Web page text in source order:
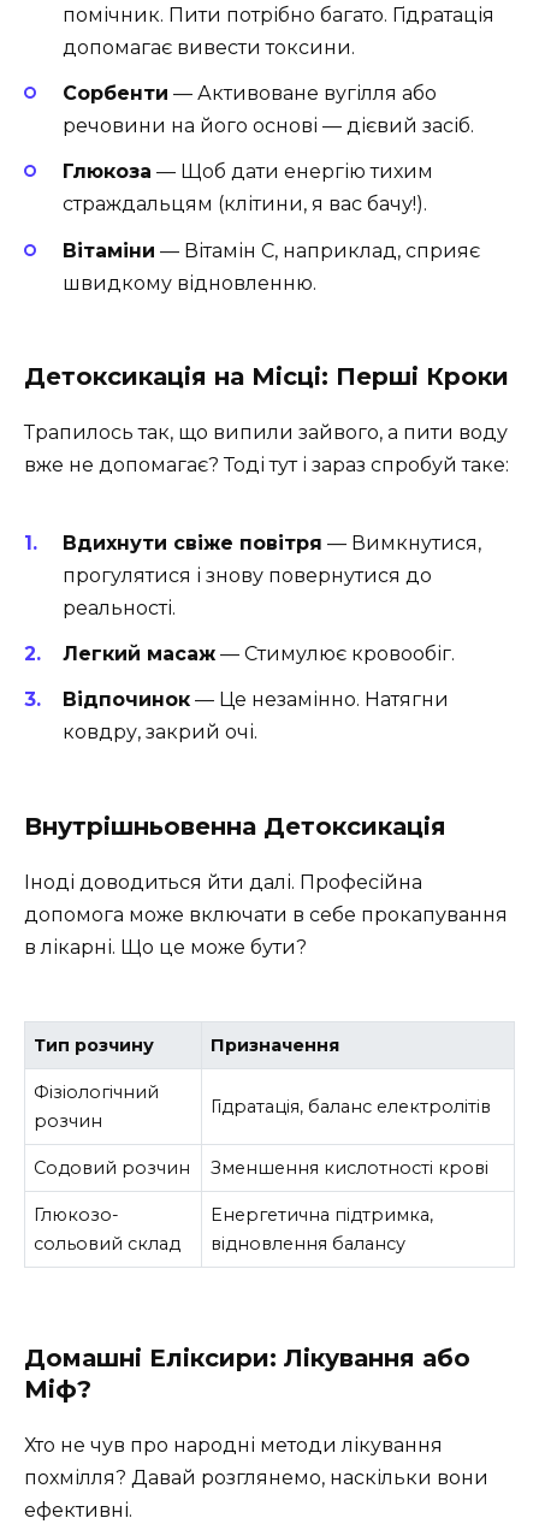
помічник. Пити потрібно багато. Гідратація
допомагає вивести токсини.
Сорбенти — Активоване вугілля або
речовини на його основі — дієвий засіб.
Глюкоза — Щоб дати енергію тихим
страждальцям (клітини, я вас бачу!).
Вітаміни — Вітамін C, наприклад, сприяє
швидкому відновленню.
Детоксикація на Місці: Перші Кроки
Трапилось так, що випили зайвого, а пити воду
вже не допомагає? Тоді тут і зараз спробуй таке:
Вдихнути свіже повітря — Вимкнутися,
прогулятися і знову повернутися до
реальності.
Легкий масаж — Стимулює кровообіг.
Відпочинок — Це незамінно. Натягни
ковдру, закрий очі.
Внутрішньовенна Детоксикація
Іноді доводиться йти далі. Професійна
допомога може включати в себе прокапування
в лікарні. Що це може бути?
Тип розчину Призначення
Фізіологічний
розчин
Гідратація, баланс електролітів
Содовий розчин Зменшення кислотності крові
Глюкозо-
сольовий склад
Енергетична підтримка,
відновлення балансу
Домашні Еліксири: Лікування або
Міф?
Хто не чув про народні методи лікування
похмілля? Давай розглянемо, наскільки вони
ефективні.